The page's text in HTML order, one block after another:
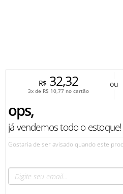
R$32,32
3x de R$ 10,77 no cartão
ou
ops,
já vendemos todo o estoque!
Gostaria de ser avisado quando este